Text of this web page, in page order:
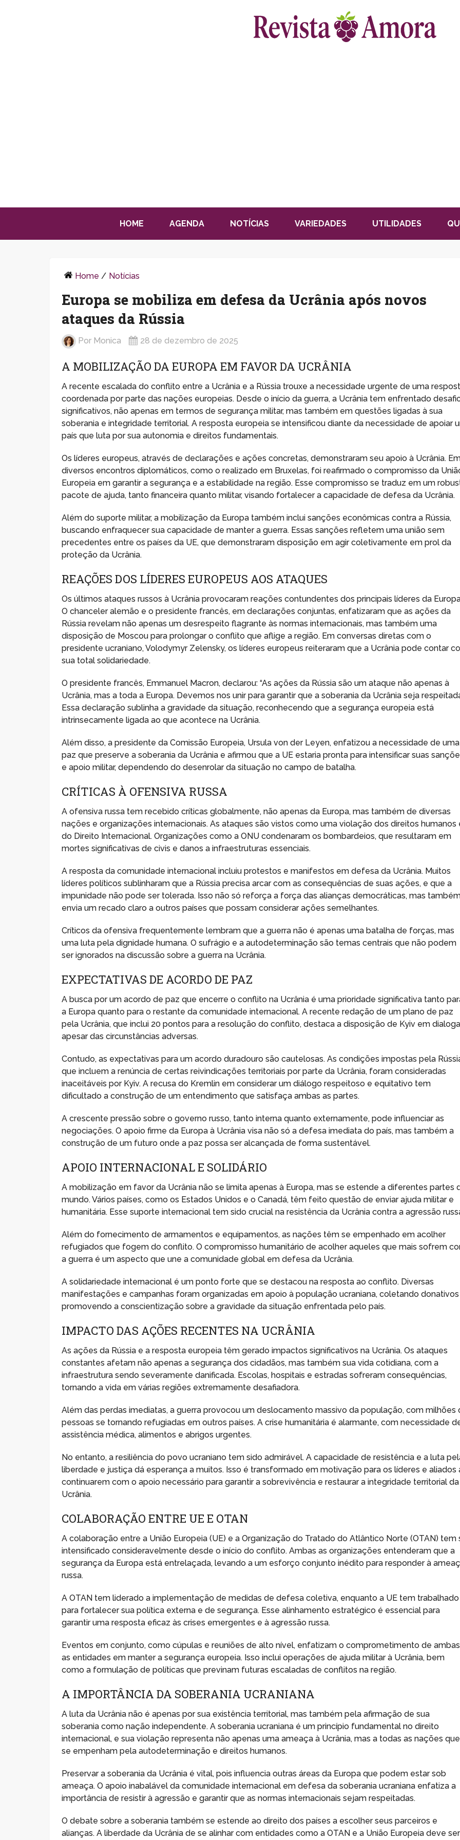
HOME AGENDA NOTÍCIAS VARIEDADES UTILIDADES
Home / Notícias
Europa se mobiliza em defesa da Ucrânia após novos
ataques da Rússia
Por Monica 28 de dezembro de 2025
A MOBILIZAÇÃO DA EUROPA EM FAVOR DA UCRÂNIA
A recente escalada do conflito entre a Ucrânia e a Rússia trouxe a necessidade urgente de uma
coordenada por parte das nações europeias. Desde o início da guerra, a Ucrânia tem enfrentado
significativos, não apenas em termos de segurança militar, mas também em questões ligadas à sua
soberania e integridade territorial. A resposta europeia se intensificou diante da necessidade de apoiar
país que luta por sua autonomia e direitos fundamentais.
Os líderes europeus, através de declarações e ações concretas, demonstraram seu apoio à Ucrânia.
diversos encontros diplomáticos, como o realizado em Bruxelas, foi reafirmado o compromisso da
Europeia em garantir a segurança e a estabilidade na região. Esse compromisso se traduz em um
pacote de ajuda, tanto financeira quanto militar, visando fortalecer a capacidade de defesa da Ucrânia.
Além do suporte militar, a mobilização da Europa também inclui sanções econômicas contra a Rússia,
buscando enfraquecer sua capacidade de manter a guerra. Essas sanções refletem uma união sem
precedentes entre os países da UE, que demonstraram disposição em agir coletivamente em prol da
proteção da Ucrânia.
REAÇÕES DOS LÍDERES EUROPEUS AOS ATAQUES
Os últimos ataques russos à Ucrânia provocaram reações contundentes dos principais líderes da
O chanceler alemão e o presidente francês, em declarações conjuntas, enfatizaram que as ações da
Rússia revelam não apenas um desrespeito flagrante às normas internacionais, mas também uma
disposição de Moscou para prolongar o conflito que aflige a região. Em conversas diretas com o
presidente ucraniano, Volodymyr Zelensky, os líderes europeus reiteraram que a Ucrânia pode contar
sua total solidariedade.
O presidente francês, Emmanuel Macron, declarou: “As ações da Rússia são um ataque não apenas à
Ucrânia, mas a toda a Europa. Devemos nos unir para garantir que a soberania da Ucrânia seja
Essa declaração sublinha a gravidade da situação, reconhecendo que a segurança europeia está
intrinsecamente ligada ao que acontece na Ucrânia.
Além disso, a presidente da Comissão Europeia, Ursula von der Leyen, enfatizou a necessidade de uma
paz que preserve a soberania da Ucrânia e afirmou que a UE estaria pronta para intensificar suas
e apoio militar, dependendo do desenrolar da situação no campo de batalha.
CRÍTICAS À OFENSIVA RUSSA
A ofensiva russa tem recebido críticas globalmente, não apenas da Europa, mas também de diversas
nações e organizações internacionais. As ataques são vistos como uma violação dos direitos humanos
do Direito Internacional. Organizações como a ONU condenaram os bombardeios, que resultaram em
mortes significativas de civis e danos a infraestruturas essenciais.
A resposta da comunidade internacional incluiu protestos e manifestos em defesa da Ucrânia. Muitos
líderes políticos sublinharam que a Rússia precisa arcar com as consequências de suas ações, e que a
impunidade não pode ser tolerada. Isso não só reforça a força das alianças democráticas, mas
envia um recado claro a outros países que possam considerar ações semelhantes.
Críticos da ofensiva frequentemente lembram que a guerra não é apenas uma batalha de forças, mas
uma luta pela dignidade humana. O sufrágio e a autodeterminação são temas centrais que não podem
ser ignorados na discussão sobre a guerra na Ucrânia.
EXPECTATIVAS DE ACORDO DE PAZ
A busca por um acordo de paz que encerre o conflito na Ucrânia é uma prioridade significativa tanto
a Europa quanto para o restante da comunidade internacional. A recente redação de um plano de paz
pela Ucrânia, que inclui 20 pontos para a resolução do conflito, destaca a disposição de Kyiv em
apesar das circunstâncias adversas.
Contudo, as expectativas para um acordo duradouro são cautelosas. As condições impostas pela
que incluem a renúncia de certas reivindicações territoriais por parte da Ucrânia, foram consideradas
inaceitáveis por Kyiv. A recusa do Kremlin em considerar um diálogo respeitoso e equitativo tem
dificultado a construção de um entendimento que satisfaça ambas as partes.
A crescente pressão sobre o governo russo, tanto interna quanto externamente, pode influenciar as
negociações. O apoio firme da Europa à Ucrânia visa não só a defesa imediata do país, mas também a
construção de um futuro onde a paz possa ser alcançada de forma sustentável.
APOIO INTERNACIONAL E SOLIDÁRIO
A mobilização em favor da Ucrânia não se limita apenas à Europa, mas se estende a diferentes partes
mundo. Vários países, como os Estados Unidos e o Canadá, têm feito questão de enviar ajuda militar e
humanitária. Esse suporte internacional tem sido crucial na resistência da Ucrânia contra a agressão
Além do fornecimento de armamentos e equipamentos, as nações têm se empenhado em acolher
refugiados que fogem do conflito. O compromisso humanitário de acolher aqueles que mais sofrem
a guerra é um aspecto que une a comunidade global em defesa da Ucrânia.
A solidariedade internacional é um ponto forte que se destacou na resposta ao conflito. Diversas
manifestações e campanhas foram organizadas em apoio à população ucraniana, coletando donativos
promovendo a conscientização sobre a gravidade da situação enfrentada pelo país.
IMPACTO DAS AÇÕES RECENTES NA UCRÂNIA
As ações da Rússia e a resposta europeia têm gerado impactos significativos na Ucrânia. Os ataques
constantes afetam não apenas a segurança dos cidadãos, mas também sua vida cotidiana, com a
infraestrutura sendo severamente danificada. Escolas, hospitais e estradas sofreram consequências,
tornando a vida em várias regiões extremamente desafiadora.
Além das perdas imediatas, a guerra provocou um deslocamento massivo da população, com milhões
pessoas se tornando refugiadas em outros países. A crise humanitária é alarmante, com necessidade
assistência médica, alimentos e abrigos urgentes.
No entanto, a resiliência do povo ucraniano tem sido admirável. A capacidade de resistência e a luta
liberdade e justiça dá esperança a muitos. Isso é transformado em motivação para os líderes e aliados
continuarem com o apoio necessário para garantir a sobrevivência e restaurar a integridade territorial da
Ucrânia.
COLABORAÇÃO ENTRE UE E OTAN
A colaboração entre a União Europeia (UE) e a Organização do Tratado do Atlântico Norte (OTAN) tem
intensificado consideravelmente desde o início do conflito. Ambas as organizações entenderam que a
segurança da Europa está entrelaçada, levando a um esforço conjunto inédito para responder à
russa.
A OTAN tem liderado a implementação de medidas de defesa coletiva, enquanto a UE tem trabalhado
para fortalecer sua política externa e de segurança. Esse alinhamento estratégico é essencial para
garantir uma resposta eficaz às crises emergentes e à agressão russa.
Eventos em conjunto, como cúpulas e reuniões de alto nível, enfatizam o comprometimento de ambas
as entidades em manter a segurança europeia. Isso inclui operações de ajuda militar à Ucrânia, bem
como a formulação de políticas que previnam futuras escaladas de conflitos na região.
A IMPORTÂNCIA DA SOBERANIA UCRANIANA
A luta da Ucrânia não é apenas por sua existência territorial, mas também pela afirmação de sua
soberania como nação independente. A soberania ucraniana é um princípio fundamental no direito
internacional, e sua violação representa não apenas uma ameaça à Ucrânia, mas a todas as nações que
se empenham pela autodeterminação e direitos humanos.
Preservar a soberania da Ucrânia é vital, pois influencia outras áreas da Europa que podem estar sob
ameaça. O apoio inabalável da comunidade internacional em defesa da soberania ucraniana enfatiza a
importância de resistir à agressão e garantir que as normas internacionais sejam respeitadas.
O debate sobre a soberania também se estende ao direito dos países a escolher seus parceiros e
alianças. A liberdade da Ucrânia de se alinhar com entidades como a OTAN e a União Europeia deve ser